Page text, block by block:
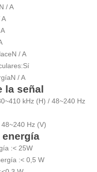
N / A
A
N / A
Sí
N / A
la señal
kHz (H) / 48~240 Hz
Hz (V)
:< 25W
:< 0,5 W